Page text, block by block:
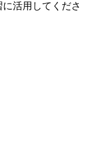
活用してくださ